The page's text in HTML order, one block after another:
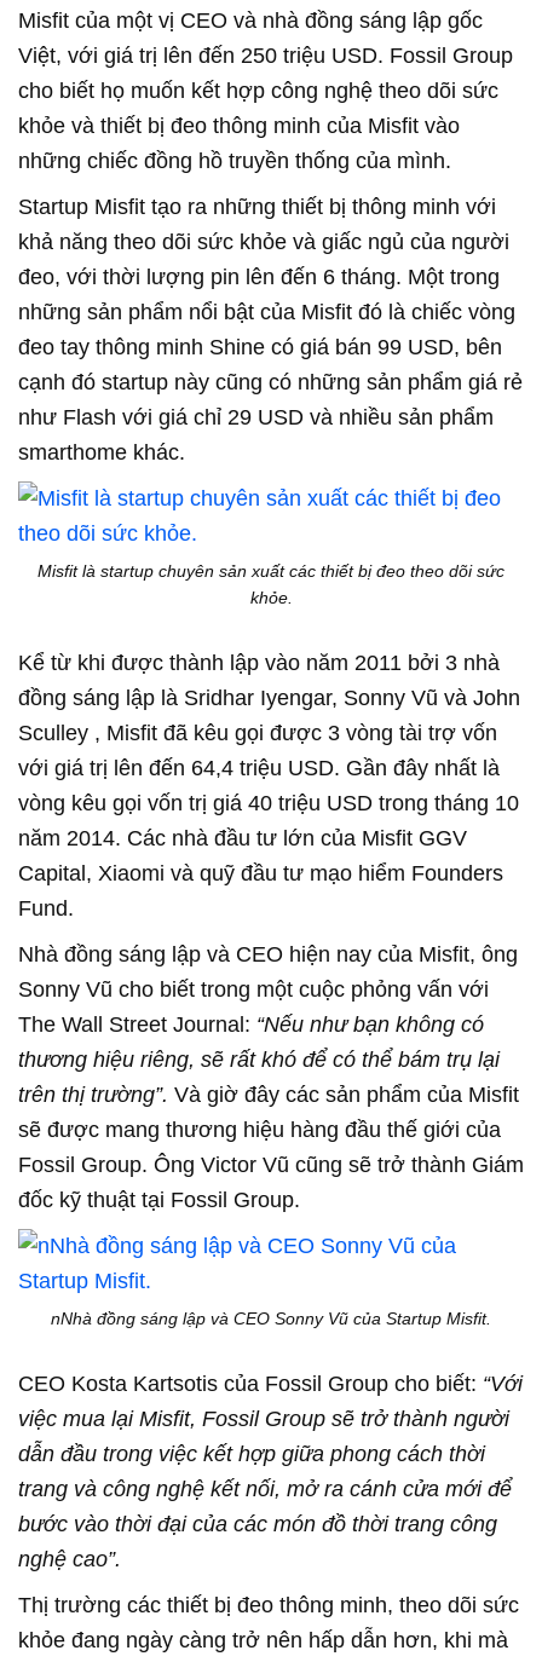
Misfit của một vị CEO và nhà đồng sáng lập gốc
Việt, với giá trị lên đến 250 triệu USD. Fossil Group
cho biết họ muốn kết hợp công nghệ theo dõi sức
khỏe và thiết bị đeo thông minh của Misfit vào
những chiếc đồng hồ truyền thống của mình.
Startup Misfit tạo ra những thiết bị thông minh với
khả năng theo dõi sức khỏe và giấc ngủ của người
đeo, với thời lượng pin lên đến 6 tháng. Một trong
những sản phẩm nổi bật của Misfit đó là chiếc vòng
đeo tay thông minh Shine có giá bán 99 USD, bên
cạnh đó startup này cũng có những sản phẩm giá rẻ
như Flash với giá chỉ 29 USD và nhiều sản phẩm
smarthome khác.
Misfit là startup chuyên sản xuất các thiết bị đeo theo dõi sức
khỏe.
Kể từ khi được thành lập vào năm 2011 bởi 3 nhà
đồng sáng lập là Sridhar Iyengar, Sonny Vũ và John
Sculley , Misfit đã kêu gọi được 3 vòng tài trợ vốn
với giá trị lên đến 64,4 triệu USD. Gần đây nhất là
vòng kêu gọi vốn trị giá 40 triệu USD trong tháng 10
năm 2014. Các nhà đầu tư lớn của Misfit GGV
Capital, Xiaomi và quỹ đầu tư mạo hiểm Founders
Fund.
Nhà đồng sáng lập và CEO hiện nay của Misfit, ông
Sonny Vũ cho biết trong một cuộc phỏng vấn với
The Wall Street Journal: “Nếu như bạn không có
thương hiệu riêng, sẽ rất khó để có thể bám trụ lại
trên thị trường”. Và giờ đây các sản phẩm của Misfit
sẽ được mang thương hiệu hàng đầu thế giới của
Fossil Group. Ông Victor Vũ cũng sẽ trở thành Giám
đốc kỹ thuật tại Fossil Group.
nNhà đồng sáng lập và CEO Sonny Vũ của Startup Misfit.
CEO Kosta Kartsotis của Fossil Group cho biết: “Với
việc mua lại Misfit, Fossil Group sẽ trở thành người
dẫn đầu trong việc kết hợp giữa phong cách thời
trang và công nghệ kết nối, mở ra cánh cửa mới để
bước vào thời đại của các món đồ thời trang công
nghệ cao”.
Thị trường các thiết bị đeo thông minh, theo dõi sức
khỏe đang ngày càng trở nên hấp dẫn hơn, khi mà